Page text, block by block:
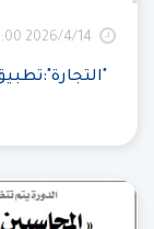
14‏‏/4‏‏/2026 7:37:00 م